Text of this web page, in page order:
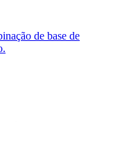
de base de